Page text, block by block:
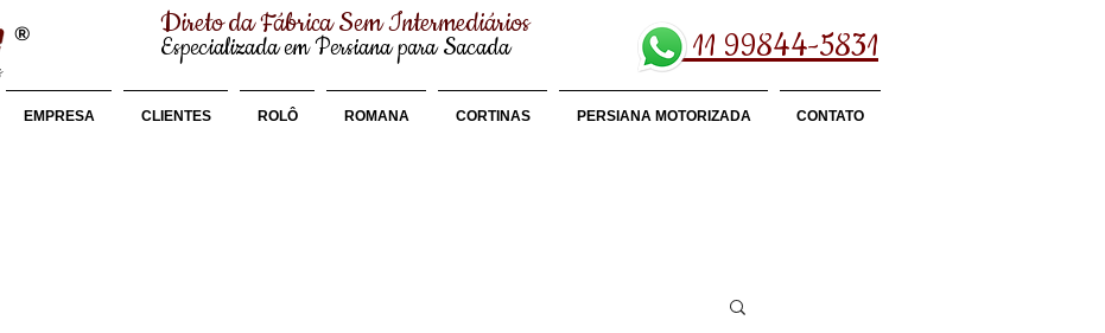
® Direto da Fábrica Sem Intermediários
Especializada em Persiana para Sacada 11 99844-5831
EMPRESA CLIENTES ROLÔ ROMANA CORTINAS PERSIANA MOTORIZADA CONTATO